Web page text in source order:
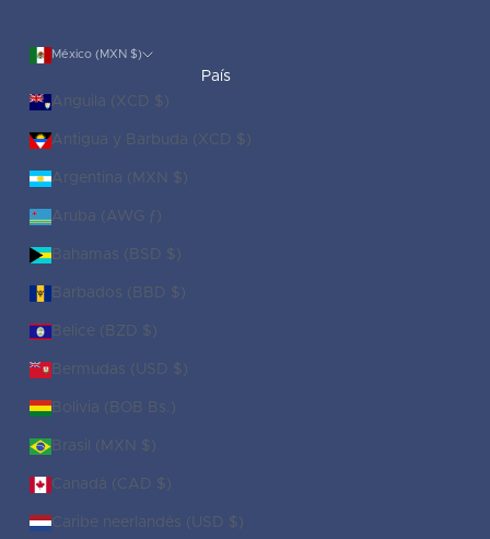
México (MXN $)
País
Anguila (XCD $)
Antigua y Barbuda (XCD $)
Argentina (MXN $)
Aruba (AWG ƒ)
Bahamas (BSD $)
Barbados (BBD $)
Belice (BZD $)
Bermudas (USD $)
Bolivia (BOB Bs.)
Brasil (MXN $)
Canadá (CAD $)
Caribe neerlandés (USD $)